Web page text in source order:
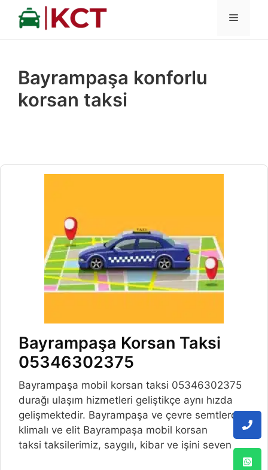
İçeriğe
MENÜ
Bayrampaşa konforlu
korsan taksi
Bayrampaşa Korsan Taksi
05346302375
Bayrampaşa mobil korsan taksi 05346302375
durağı ulaşım hizmetleri geliştikçe aynı hızda
gelişmektedir. Bayrampaşa ve çevre semtlerde,
klimalı ve elit Bayrampaşa mobil korsan
taksi taksilerimiz, saygılı, kibar ve işini seven